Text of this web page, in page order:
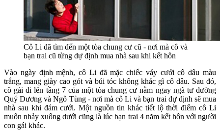
Cô Li đã tìm đến một tòa chung cư cũ - nơi mà cô và
bạn trai cũ từng dự định mua nhà sau khi kết hôn
Vào ngày định mệnh, cô Li đã mặc chiếc váy cưới cô dâu màu
trắng, mang giày cao gót và búi tóc không khác gì cô dâu. Sau đó,
cô gái đi lên tầng 7 của một tòa chung cư nằm ngay ngã tư đường
Quý Dương và Ngô Tùng - nơi mà cô Li và bạn trai dự định sẽ mua
nhà sau khi đám cưới. Một nguồn tin khác tiết lộ thời điểm cô Li
muốn nhảy xuống dưới cũng là lúc bạn trai 4 năm kết hôn với người
con gái khác.